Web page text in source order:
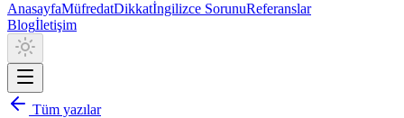
AnasayfaMüfredatDikkatİngilizce SorunuReferanslar
Blogİletişim
Tüm yazılar